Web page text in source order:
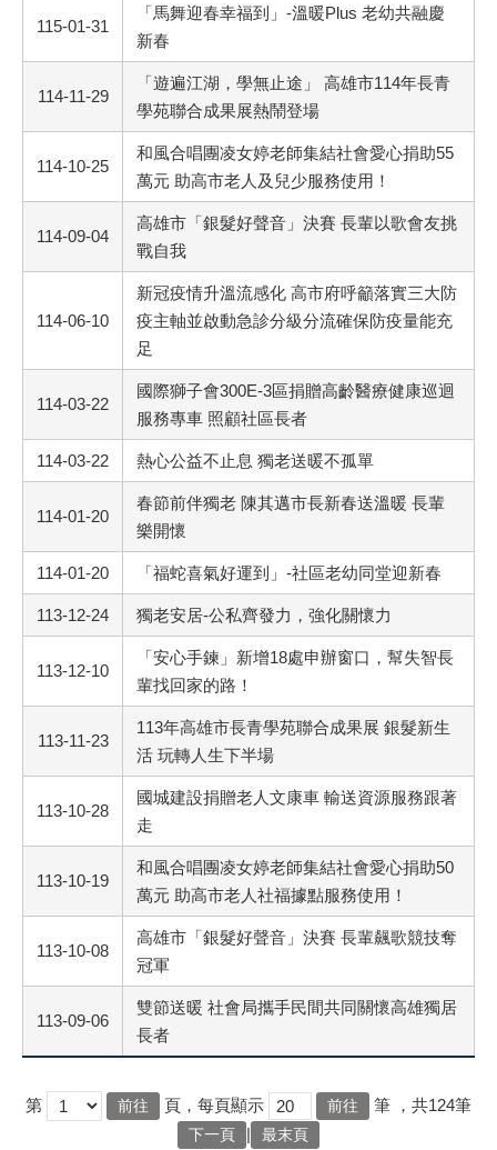
115-01-31
「馬舞迎春幸福到」-溫暖Plus 老幼共融慶
新春
114-11-29
「遊遍江湖，學無止途」 高雄市114年長青
學苑聯合成果展熱鬧登場
114-10-25
和風合唱團凌女婷老師集結社會愛心捐助55
萬元 助高市老人及兒少服務使用！
114-09-04
高雄市「銀髮好聲音」決賽 長輩以歌會友挑
戰自我
114-06-10
新冠疫情升溫流感化 高市府呼籲落實三大防
疫主軸並啟動急診分級分流確保防疫量能充
足
114-03-22
國際獅子會300E-3區捐贈高齡醫療健康巡迴
服務專車 照顧社區長者
114-03-22 熱心公益不止息 獨老送暖不孤單
114-01-20
春節前伴獨老 陳其邁市長新春送溫暖 長輩
樂開懷
114-01-20 「福蛇喜氣好運到」-社區老幼同堂迎新春
113-12-24 獨老安居-公私齊發力，強化關懷力
113-12-10
「安心手鍊」新增18處申辦窗口，幫失智長
輩找回家的路！
113-11-23
113年高雄市長青學苑聯合成果展 銀髮新生
活 玩轉人生下半場
113-10-28
國城建設捐贈老人文康車 輸送資源服務跟著
走
113-10-19
和風合唱團凌女婷老師集結社會愛心捐助50
萬元 助高市老人社福據點服務使用！
113-10-08
高雄市「銀髮好聲音」決賽 長輩飆歌競技奪
冠軍
113-09-06
雙節送暖 社會局攜手民間共同關懷高雄獨居
長者
第 頁，每頁顯示 筆 ，共124筆
下一頁 | 最末頁